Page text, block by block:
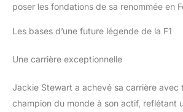
poser les fondations de sa renommée en
Les bases d’une future légende de la F1
Une carrière exceptionnelle
Jackie Stewart a achevé sa carrière avec
champion du monde à son actif, reflétant